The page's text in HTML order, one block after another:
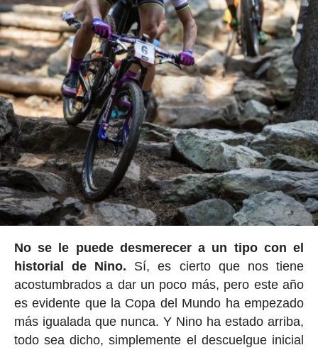
No se le puede desmerecer a un tipo con el
historial de Nino. Sí, es cierto que nos tiene
acostumbrados a dar un poco más, pero este año
es evidente que la Copa del Mundo ha empezado
más igualada que nunca. Y Nino ha estado arriba,
todo sea dicho, simplemente el descuelgue inicial